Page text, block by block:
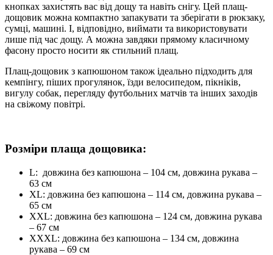
кнопках захистять вас від дощу та навіть снігу. Цей плащ-
дощовик можна компактно запакувати та зберігати в рюкзаку,
сумці, машині. І, відповідно, виймати та використовувати
лише під час дощу. А можна завдяки прямому класичному
фасону просто носити як стильний плащ.
Плащ-дощовик з капюшоном також ідеально підходить для
кемпінгу, піших прогулянок, їзди велосипедом, пікніків,
вигулу собак, перегляду футбольних матчів та інших заходів
на свіжому повітрі.
Розміри плаща дощовика:
L: довжина без капюшона – 104 см, довжина рукава –
63 см
XL: довжина без капюшона – 114 см, довжина рукава –
65 см
XXL: довжина без капюшона – 124 см, довжина рукава
– 67 см
XXXL: довжина без капюшона – 134 см, довжина
рукава – 69 см